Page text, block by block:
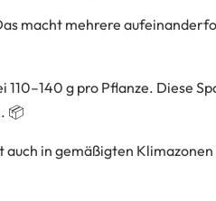
macht mehrere
g pro Pflanze. Diese
📦
in gemäßigten Klimazonen